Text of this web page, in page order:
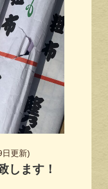
更新)
します！